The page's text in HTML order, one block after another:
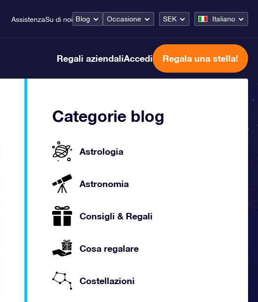
AssistenzaSu di noi Blog Occasione SEK Italiano
Regali aziendaliAccedi Regala una stella!
Categorie blog
Astrologia
Astronomia
Consigli & Regali
Cosa regalare
Costellazioni